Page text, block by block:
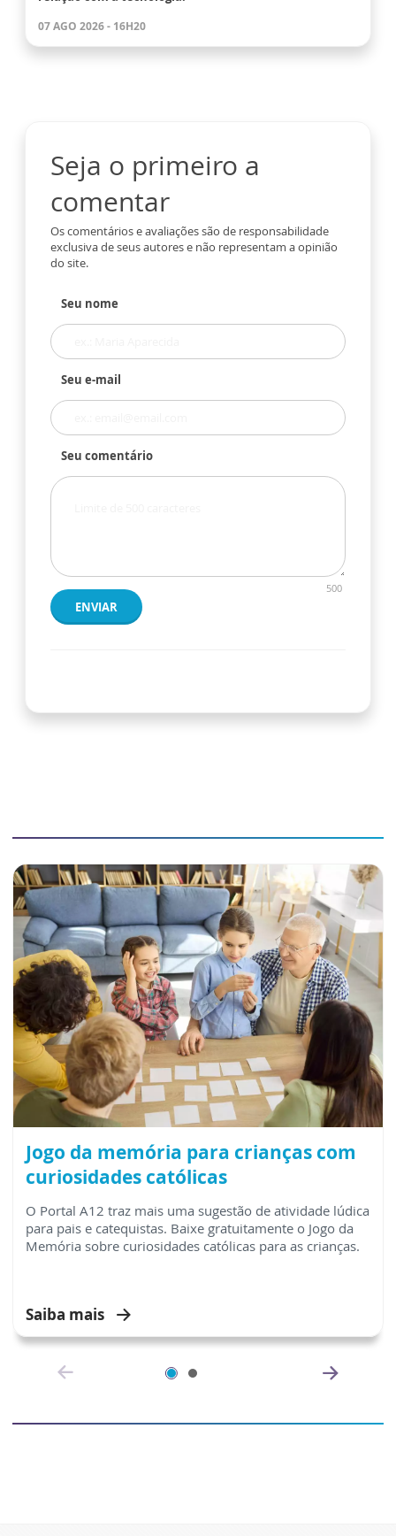
07 AGO 2026 - 16H20
Seja o primeiro a
comentar
Os comentários e avaliações são de responsabilidade
exclusiva de seus autores e não representam a opinião
do site.
Seu nome
Seu e-mail
Seu comentário
500
ENVIAR
Jogo da memória para crianças com
curiosidades católicas
O Portal A12 traz mais uma sugestão de atividade lúdica
para pais e catequistas. Baixe gratuitamente o Jogo da
Memória sobre curiosidades católicas para as crianças.
Saiba mais